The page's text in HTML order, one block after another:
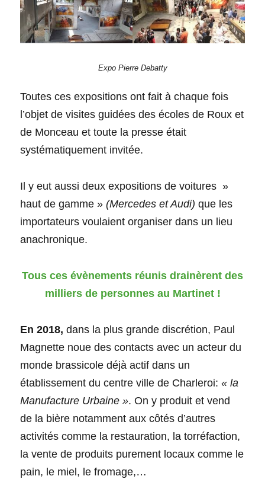
Expo Pierre Debatty
Toutes ces expositions ont fait à chaque fois
l’objet de visites guidées des écoles de Roux et
de Monceau et toute la presse était
systématiquement invitée.
Il y eut aussi deux expositions de voitures »
haut de gamme »(Mercedes et Audi) que les
importateurs voulaient organiser dans un lieu
anachronique.
Tous ces évènements réunis drainèrent des
milliers de personnes au Martinet !
En 2018, dans la plus grande discrétion, Paul
Magnette noue des contacts avec un acteur du
monde brassicole déjà actif dans un
établissement du centre ville de Charleroi:« la
Manufacture Urbaine ». On y produit et vend
de la bière notamment aux côtés d’autres
activités comme la restauration, la torréfaction,
la vente de produits purement locaux comme le
pain, le miel, le fromage,…